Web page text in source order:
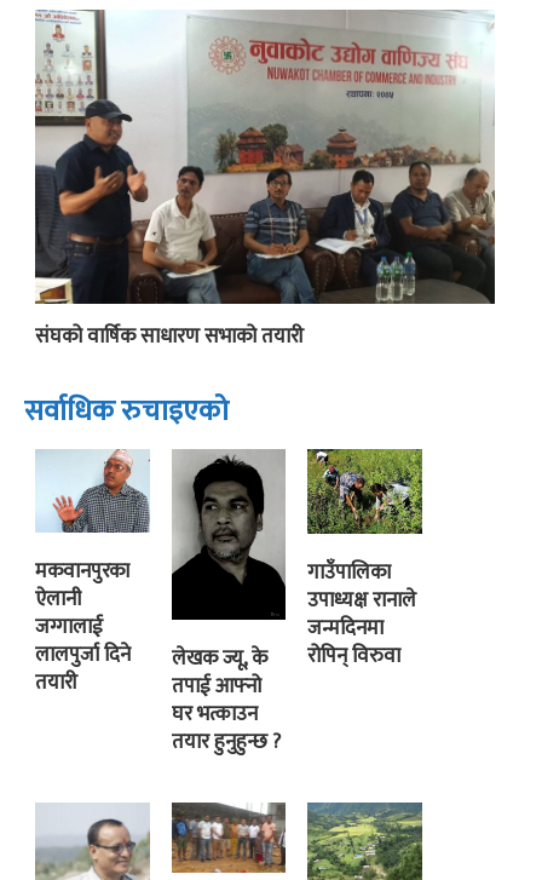
संघको वार्षिक साधारण सभाको तयारी
सर्वाधिक रुचाइएको
मकवानपुरका
ऐलानी
जग्गालाई
लालपुर्जा दिने
तयारी
लेखक ज्यू, के
तपाई आफ्नो
घर भत्काउन
तयार हुनुहुन्छ ?
गाउँपालिका
उपाध्यक्ष रानाले
जन्मदिनमा
रोपिन् विरुवा